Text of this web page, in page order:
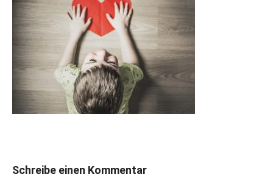
Schreibe einen Kommentar